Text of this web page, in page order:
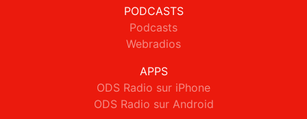
PODCASTS
Podcasts
Webradios
APPS
ODS Radio sur iPhone
ODS Radio sur Android